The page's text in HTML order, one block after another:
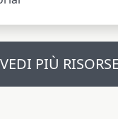
VEDI PIÙ RISORSE